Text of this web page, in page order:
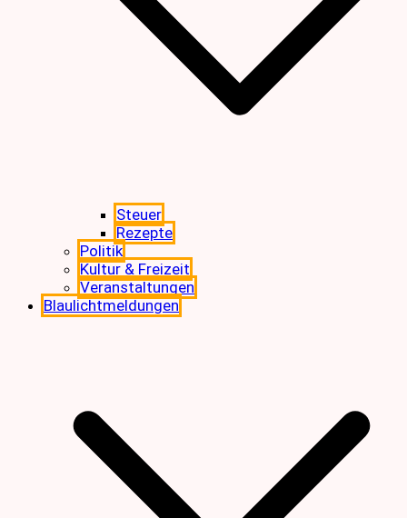
Steuer
Rezepte
Politik
Kultur & Freizeit
Veranstaltungen
Blaulichtmeldungen